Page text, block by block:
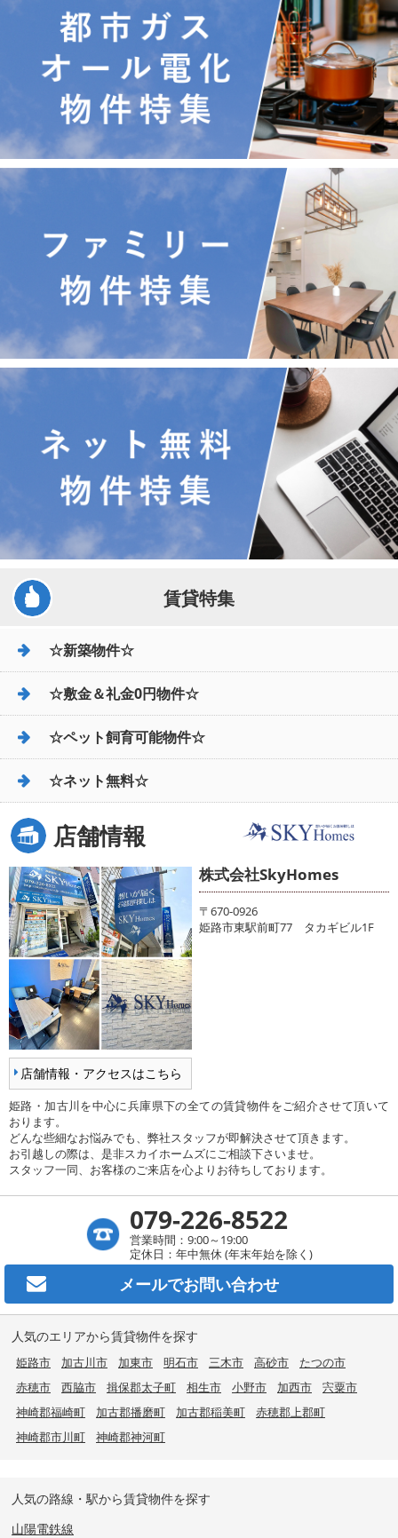
賃貸特集
☆新築物件☆
☆敷金＆礼金0円物件☆
☆ペット飼育可能物件☆
☆ネット無料☆
店舗情報
店舗情報・アクセスはこちら
株式会社SkyHomes
〒670-0926
姫路市東駅前町77 タカギビル1F
姫路・加古川を中心に兵庫県下の全ての賃貸物件をご紹介させて頂いて
おります。
どんな些細なお悩みでも、弊社スタッフが即解決させて頂きます。
お引越しの際は、是非スカイホームズにご相談下さいませ。
スタッフ一同、お客様のご来店を心よりお待ちしております。
079-226-8522
営業時間：9:00～19:00
定休日：年中無休 (年末年始を除く)
メールでお問い合わせ
人気のエリアから賃貸物件を探す
姫路市 加古川市 加東市 明石市 三木市 高砂市
たつの市
赤穂市
西脇市 揖保郡太子町 相生市 小野市 加西市
宍粟市
神崎郡福崎町
加古郡播磨町 加古郡稲美町
赤穂郡上郡町
神崎郡市川町
神崎郡神河町
人気の路線・駅から賃貸物件を探す
山陽電鉄線